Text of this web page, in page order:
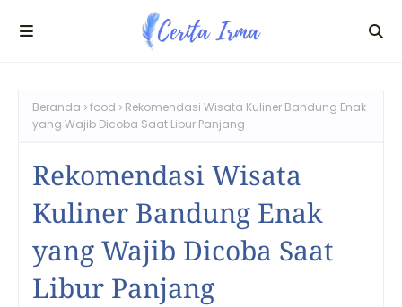
Beranda food
Rekomendasi Wisata Kuliner Bandung Enak
yang Wajib Dicoba Saat Libur Panjang
Rekomendasi Wisata
Kuliner Bandung Enak
yang Wajib Dicoba Saat
Libur Panjang